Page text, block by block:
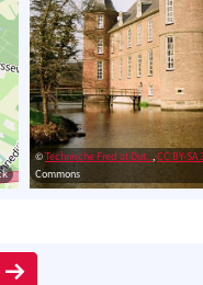
©Technische Fred at Dut...,CC BY-SA
Commons